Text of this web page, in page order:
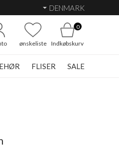
DENMARK
ønskeliste
0
Indkøbskurv
FLISER SALE